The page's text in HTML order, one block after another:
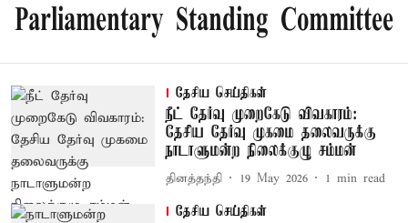
Parliamentary Standing Committee
தேசிய செய்திகள்
நீட் தேர்வு முறைகேடு விவகாரம்:
தேசிய தேர்வு முகமை தலைவருக்கு
நாடாளுமன்ற நிலைக்குழு சம்மன்
தினத்தந்தி 19 May 2026 1 min read
தேசிய செய்திகள்